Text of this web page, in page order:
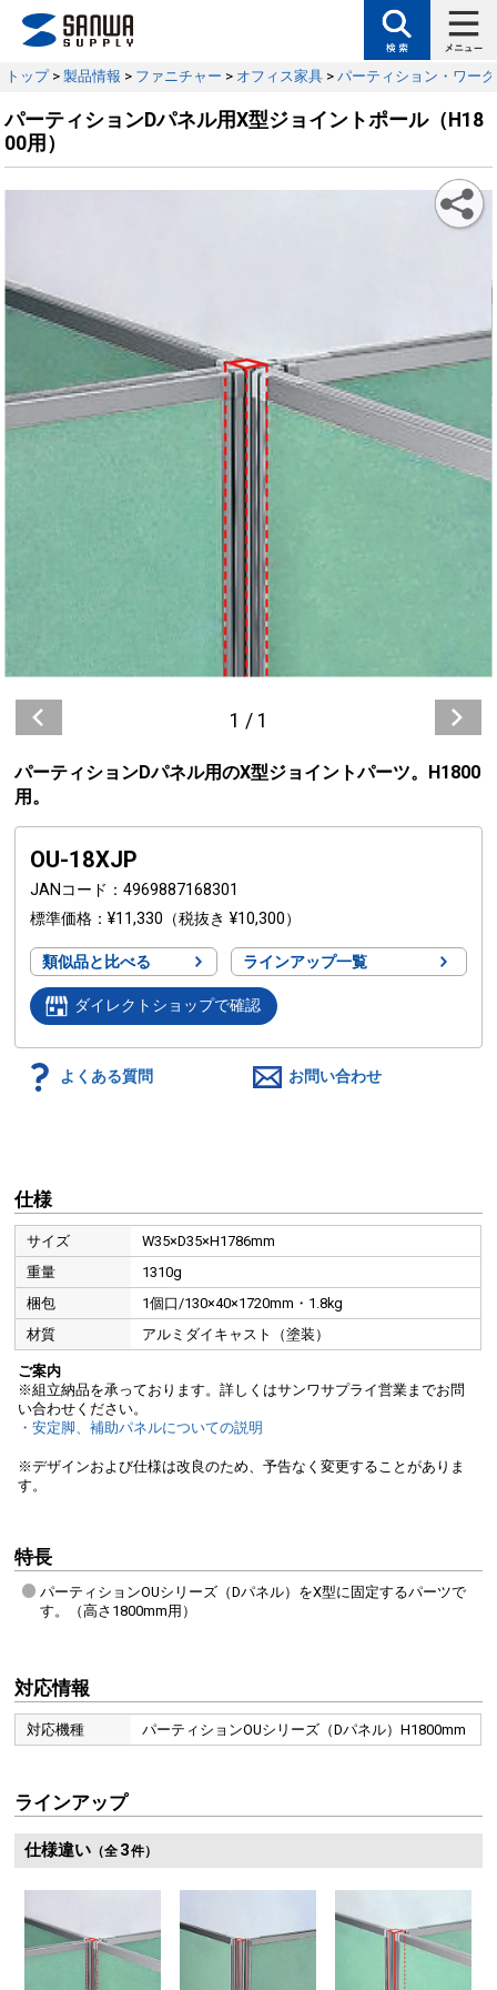
トップ> 製品情報 > ファニチャー > オフィス家具 > パーティション・ワー
パーティションDパネル用X型ジョイントポール（H18
00用）
1 / 1
パーティションDパネル用のX型ジョイントパーツ。H1800
用。
OU-18XJP
JANコード
4969887168301
標準価格
¥11,330 （税抜き ¥10,300）
類似品と比べる ラインアップ一覧
ダイレクトショップで確認
よくある質問 お問い合わせ
仕様
サイズ
W35×D35×H1786mm
重量
1310g
梱包
1個口/130×40×1720mm・1.8kg
材質
アルミダイキャスト（塗装）
ご案内
※組立納品を承っております。詳しくはサンワサプライ営業までお問
い合わせください。
・安定脚、補助パネルについての説明
※デザインおよび仕様は改良のため、予告なく変更することがありま
す。
特長
パーティションOUシリーズ（Dパネル）をX型に固定するパーツで
す。（高さ1800mm用）
対応情報
対応機種 パーティションOUシリーズ（Dパネル）H1800mm
ラインアップ
仕様違い（全 3件）